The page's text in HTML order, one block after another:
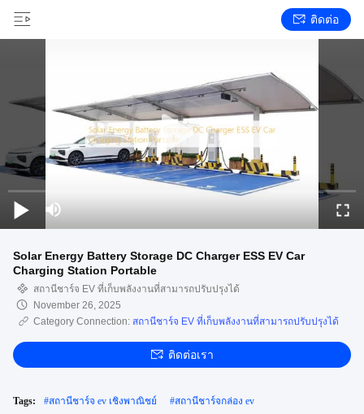
ติดต่อ
Solar Energy Battery Storage DC Charger ESS EV Car
Charging Station Portable
สถานีชาร์จ EV ที่เก็บพลังงานที่สามารถปรับปรุงได้
November 26, 2025
Category Connection: สถานีชาร์จ EV ที่เก็บพลังงานที่สามารถปรับปรุงได้
ติดต่อเรา
Tags: #สถานีชาร์จ ev เชิงพาณิชย์ #สถานีชาร์จกล่อง ev